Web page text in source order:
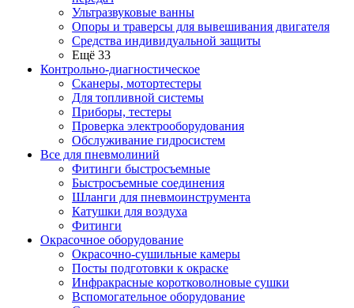
Ультразвуковые ванны
Опоры и траверсы для вывешивания двигателя
Средства индивидуальной защиты
Ещё 33
Контрольно-диагностическое
Сканеры, мотортестеры
Для топливной системы
Приборы, тестеры
Проверка электрооборудования
Обслуживание гидросистем
Все для пневмолиний
Фитинги быстросъемные
Быстросъемные соединения
Шланги для пневмоинструмента
Катушки для воздуха
Фитинги
Окрасочное оборудование
Окрасочно-сушильные камеры
Посты подготовки к окраске
Инфракрасные коротковолновые сушки
Вспомогательное оборудование